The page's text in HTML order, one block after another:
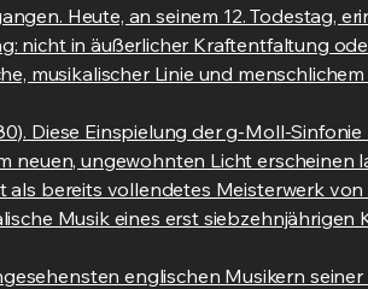
Heute, an seinem 12. Todestag,
nicht in äußerlicher Kraftentfaltung
musikalischer Linie und
Diese Einspielung der g-Moll-
neuen, ungewohnten Licht erscheinen
bereits vollendetes Meisterwerk
Musik eines erst siebzehnjährigen
englischen Musikern seiner